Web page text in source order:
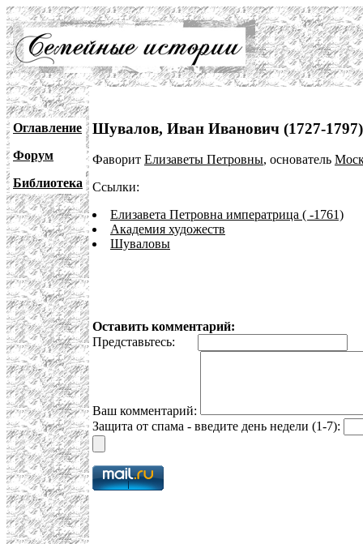
Оглавление
Форум
Библиотека
Шувалов, Иван Иванович (1727-1797)
Фаворит Елизаветы Петровны, основатель
Ссылки:
Елизавета Петровна императрица ( -1761)
Академия художеств
Шуваловы
Оставить комментарий:
Представьтесь:
Ваш комментарий:
Защита от спама - введите день недели (1-7):